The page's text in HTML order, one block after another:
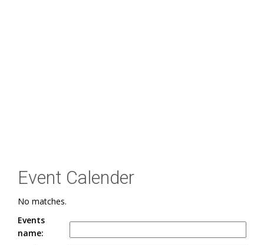
Event Calender
No matches.
Events
name: